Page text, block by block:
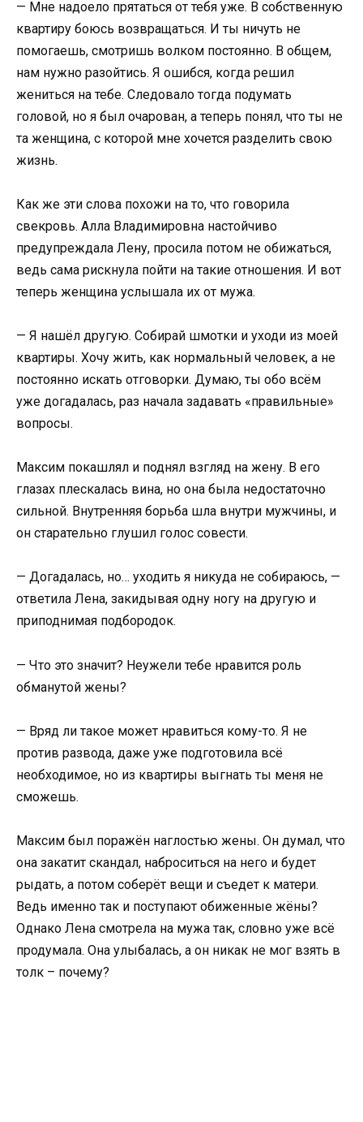
— Мне надоело прятаться от тебя уже. В собственную
квартиру боюсь возвращаться. И ты ничуть не
помогаешь, смотришь волком постоянно. В общем,
нам нужно разойтись. Я ошибся, когда решил
жениться на тебе. Следовало тогда подумать
головой, но я был очарован, а теперь понял, что ты не
та женщина, с которой мне хочется разделить свою
жизнь.
Как же эти слова похожи на то, что говорила
свекровь. Алла Владимировна настойчиво
предупреждала Лену, просила потом не обижаться,
ведь сама рискнула пойти на такие отношения. И вот
теперь женщина услышала их от мужа.
— Я нашёл другую. Собирай шмотки и уходи из моей
квартиры. Хочу жить, как нормальный человек, а не
постоянно искать отговорки. Думаю, ты обо всём
уже догадалась, раз начала задавать «правильные»
вопросы.
Максим покашлял и поднял взгляд на жену. В его
глазах плескалась вина, но она была недостаточно
сильной. Внутренняя борьба шла внутри мужчины, и
он старательно глушил голос совести.
— Догадалась, но… уходить я никуда не собираюсь, —
ответила Лена, закидывая одну ногу на другую и
приподнимая подбородок.
— Что это значит? Неужели тебе нравится роль
обманутой жены?
— Вряд ли такое может нравиться кому-то. Я не
против развода, даже уже подготовила всё
необходимое, но из квартиры выгнать ты меня не
сможешь.
Максим был поражён наглостью жены. Он думал, что
она закатит скандал, наброситься на него и будет
рыдать, а потом соберёт вещи и съедет к матери.
Ведь именно так и поступают обиженные жёны?
Однако Лена смотрела на мужа так, словно уже всё
продумала. Она улыбалась, а он никак не мог взять в
толк – почему?